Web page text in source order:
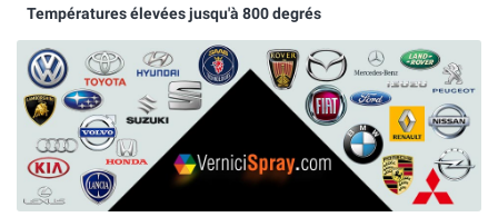
Températures élevées jusqu'à 800 degrés